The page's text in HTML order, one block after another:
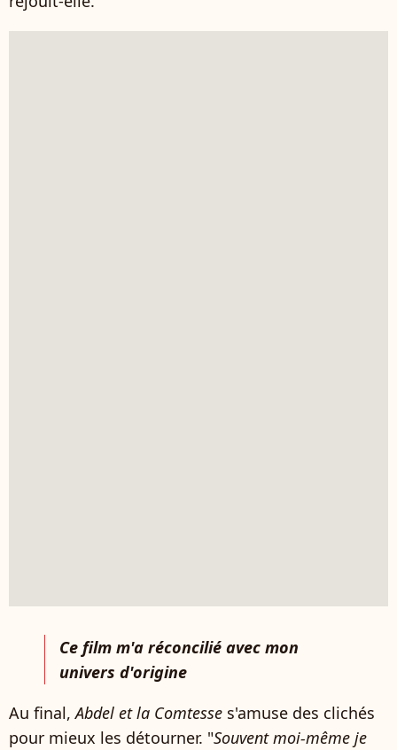
Ce film m'a réconcilié avec mon
univers d'origine
Au final,Abdel et la Comtesse s'amuse des clichés
pour mieux les détourner. "Souvent moi-même je